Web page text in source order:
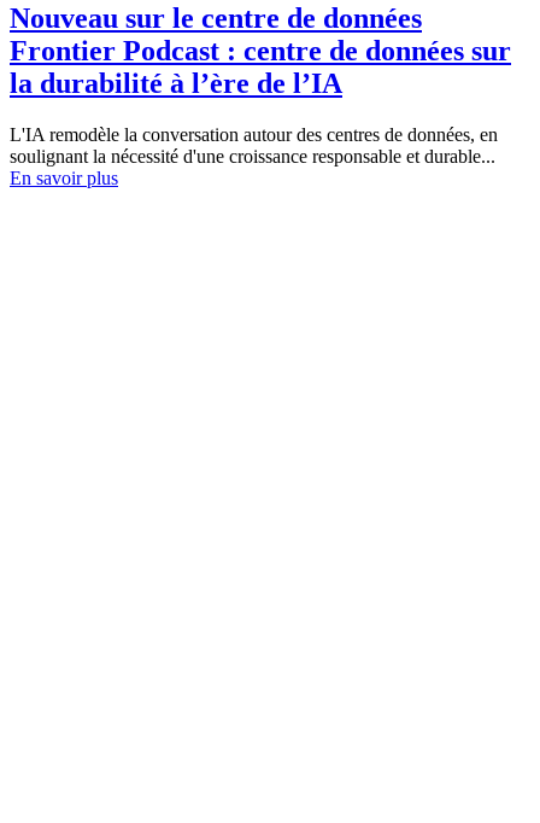
Nouveau sur le centre de données
Frontier Podcast : centre de données sur
la durabilité à l’ère de l’IA
L'IA remodèle la conversation autour des centres de données, en
soulignant la nécessité d'une croissance responsable et durable...
En savoir plus